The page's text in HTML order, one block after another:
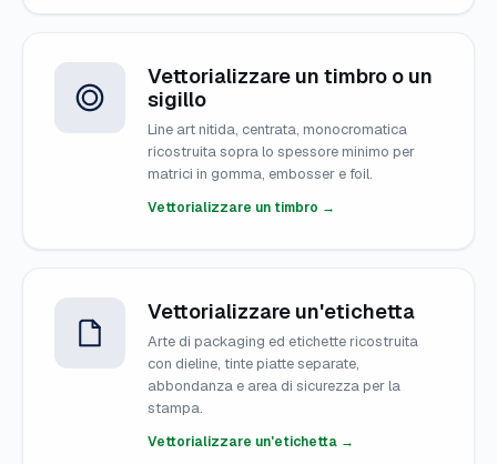
Vettorializzare un timbro o un
sigillo
Line art nitida, centrata, monocromatica
ricostruita sopra lo spessore minimo per
matrici in gomma, embosser e foil.
Vettorializzare un timbro →
Vettorializzare un'etichetta
Arte di packaging ed etichette ricostruita
con dieline, tinte piatte separate,
abbondanza e area di sicurezza per la
stampa.
Vettorializzare un'etichetta →